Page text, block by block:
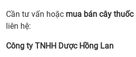
Cần tư vấn hoặc mua bán cây thuốc
liên hệ:
Công ty TNHH Dược Hồng Lan